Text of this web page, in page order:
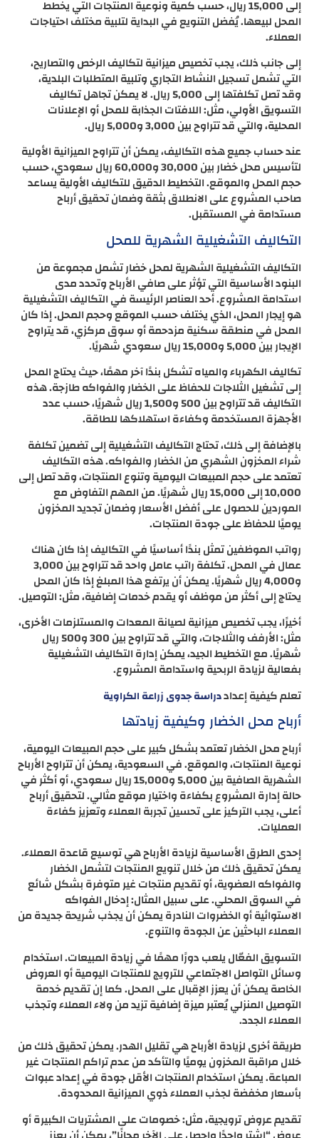
إلى 15,000 ريال، حسب كمية ونوعية المنتجات التي يخطط
المحل لبيعها. يُفضل التنويع في البداية لتلبية مختلف احتياجات
العملاء.
إلى جانب ذلك، يجب تخصيص ميزانية لتكاليف الرخص والتصاريح،
التي تشمل تسجيل النشاط التجاري وتلبية المتطلبات البلدية،
وقد تصل تكلفتها إلى 5,000 ريال. لا يمكن تجاهل تكاليف
التسويق الأولي، مثل: اللافتات الجذابة للمحل أو الإعلانات
المحلية، والتي قد تتراوح بين 3,000 و5,000 ريال.
عند حساب جميع هذه التكاليف، يمكن أن تتراوح الميزانية الأولية
لتأسيس محل خضار بين 30,000 و60,000 ريال سعودي، حسب
حجم المحل والموقع. التخطيط الدقيق للتكاليف الأولية يساعد
صاحب المشروع على الانطلاق بثقة وضمان تحقيق أرباح
مستدامة في المستقبل.
التكاليف التشغيلية الشهرية للمحل
التكاليف التشغيلية الشهرية لمحل خضار تشمل مجموعة من
البنود الأساسية التي تؤثر على صافي الأرباح وتحدد مدى
استدامة المشروع. أحد العناصر الرئيسة في التكاليف التشغيلية
هو إيجار المحل، الذي يختلف حسب الموقع وحجم المحل. إذا كان
المحل في منطقة سكنية مزدحمة أو سوق مركزي، قد يتراوح
الإيجار بين 5,000 و15,000 ريال سعودي شهريًا.
تكاليف الكهرباء والمياه تشكل بندًا آخر مهمًا، حيث يحتاج المحل
إلى تشغيل الثلاجات للحفاظ على الخضار والفواكه طازجة. هذه
التكاليف قد تتراوح بين 500 و1,500 ريال شهريًا، حسب عدد
الأجهزة المستخدمة وكفاءة استهلاكها للطاقة.
بالإضافة إلى ذلك، تحتاج التكاليف التشغيلية إلى تضمين تكلفة
شراء المخزون الشهري من الخضار والفواكه. هذه التكاليف
تعتمد على حجم المبيعات اليومية وتنوع المنتجات، وقد تصل إلى
10,000 إلى 15,000 ريال شهريًا. من المهم التفاوض مع
الموردين للحصول على أفضل الأسعار وضمان تجديد المخزون
يوميًا للحفاظ على جودة المنتجات.
رواتب الموظفين تمثل بندًا أساسيًا في التكاليف إذا كان هناك
عمال في المحل. تكلفة راتب عامل واحد قد تتراوح بين 3,000
و4,000 ريال شهريًا. يمكن أن يرتفع هذا المبلغ إذا كان المحل
يحتاج إلى أكثر من موظف أو يقدم خدمات إضافية، مثل: التوصيل.
أخيرًا، يجب تخصيص ميزانية لصيانة المعدات والمستلزمات الأخرى،
مثل: الأرفف والثلاجات، والتي قد تتراوح بين 300 و500 ريال
شهريًا. مع التخطيط الجيد، يمكن إدارة التكاليف التشغيلية
بفعالية لزيادة الربحية واستدامة المشروع.
تعلم كيفية إعداددراسة جدوى زراعة الكراوية
أرباح محل الخضار وكيفية زيادتها
أرباح محل الخضار تعتمد بشكل كبير على حجم المبيعات اليومية،
نوعية المنتجات، والموقع. في السعودية، يمكن أن تتراوح الأرباح
الشهرية الصافية بين 5,000 و15,000 ريال سعودي، أو أكثر في
حالة إدارة المشروع بكفاءة واختيار موقع مثالي. لتحقيق أرباح
أعلى، يجب التركيز على تحسين تجربة العملاء وتعزيز كفاءة
العمليات.
إحدى الطرق الأساسية لزيادة الأرباح هي توسيع قاعدة العملاء.
يمكن تحقيق ذلك من خلال تنويع المنتجات لتشمل الخضار
والفواكه العضوية، أو تقديم منتجات غير متوفرة بشكل شائع
في السوق المحلي. على سبيل المثال: إدخال الفواكه
الاستوائية أو الخضروات النادرة يمكن أن يجذب شريحة جديدة من
العملاء الباحثين عن الجودة والتنوع.
التسويق الفعّال يلعب دورًا مهمًا في زيادة المبيعات. استخدام
وسائل التواصل الاجتماعي للترويج للمنتجات اليومية أو العروض
الخاصة يمكن أن يعزز الإقبال على المحل. كما إن تقديم خدمة
التوصيل المنزلي يُعتبر ميزة إضافية تزيد من ولاء العملاء وتجذب
العملاء الجدد.
طريقة أخرى لزيادة الأرباح هي تقليل الهدر. يمكن تحقيق ذلك من
خلال مراقبة المخزون يوميًا والتأكد من عدم تراكم المنتجات غير
المباعة. يمكن استخدام المنتجات الأقل جودة في إعداد عبوات
بأسعار مخفضة لجذب العملاء ذوي الميزانية المحدودة.
تقديم عروض ترويجية، مثل: خصومات على المشتريات الكبيرة أو